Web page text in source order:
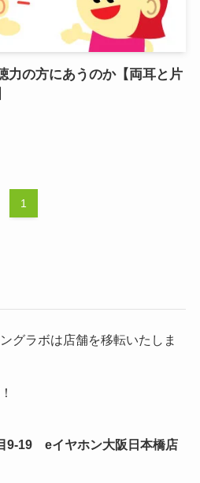
力の方にあうのか【両耳と片
1
グラボは店舗を移転いたしま
9-19 eイヤホン大阪日本橋店